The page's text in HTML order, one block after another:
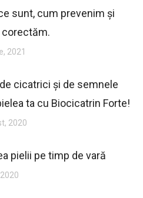
sunt, cum prevenim și
2021
cicatrici și de semnele
ta cu Biocicatrin Forte!
2020
pielii pe timp de vară